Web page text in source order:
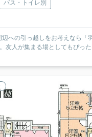
バス・トイレ別
辺への引っ越しをお考えなら
友人が集まる場としてもぴっ